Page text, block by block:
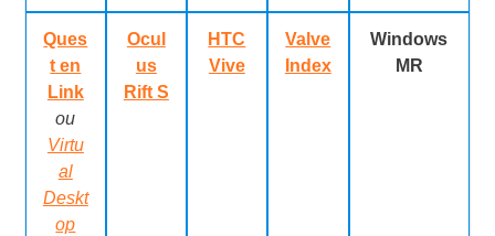
Ques
t en
Link
ou
Virtu
al
Deskt
op
Ocul
us
Rift S
HTC
Vive
Valve
Index
Windows
MR